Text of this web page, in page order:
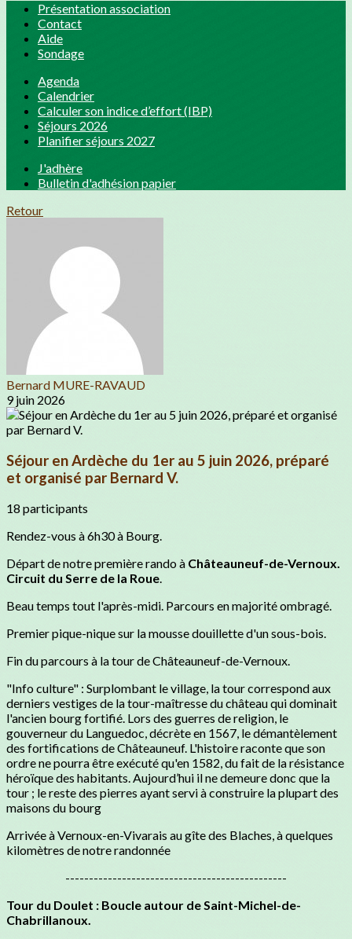
Présentation association
Contact
Aide
Sondage
Agenda
Calendrier
Calculer son indice d’effort (IBP)
Séjours 2026
Planifier séjours 2027
J'adhère
Bulletin d'adhésion papier
Retour
Bernard MURE-RAVAUD
9 juin 2026
Séjour en Ardèche du 1er au 5 juin 2026, préparé
et organisé par Bernard V.
18 participants
Rendez-vous à 6h30 à Bourg.
Départ de notre première rando à Châteauneuf-de-Vernoux.
Circuit du Serre de la Roue.
Beau temps tout l'après-midi. Parcours en majorité ombragé.
Premier pique-nique sur la mousse douillette d'un sous-bois.
Fin du parcours à la tour de Châteauneuf-de-Vernoux.
"Info culture" : Surplombant le village, la tour correspond aux
derniers vestiges de la tour-maîtresse du château qui dominait
l'ancien bourg fortifié. Lors des guerres de religion, le
gouverneur du Languedoc, décrète en 1567, le démantèlement
des fortifications de Châteauneuf. L'histoire raconte que son
ordre ne pourra être exécuté qu'en 1582, du fait de la résistance
héroïque des habitants. Aujourd’hui il ne demeure donc que la
tour ; le reste des pierres ayant servi à construire la plupart des
maisons du bourg
Arrivée à Vernoux-en-Vivarais au gîte des Blaches, à quelques
kilomètres de notre randonnée
-----------------------------------------------
Tour du Doulet : Boucle autour de Saint-Michel-de-
Chabrillanoux.